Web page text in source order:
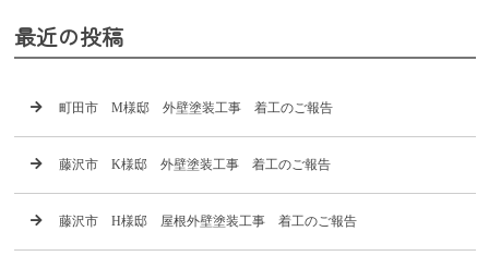
最近の投稿
町田市 M様邸 外壁塗装工事 着工のご報告
藤沢市 K様邸 外壁塗装工事 着工のご報告
藤沢市 H様邸 屋根外壁塗装工事 着工のご報告